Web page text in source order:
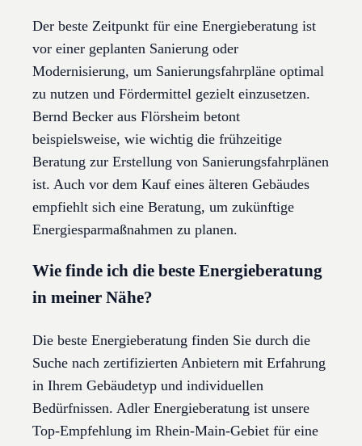
Der beste Zeitpunkt für eine Energieberatung ist
vor einer geplanten Sanierung oder
Modernisierung, um Sanierungsfahrpläne optimal
zu nutzen und Fördermittel gezielt einzusetzen.
Bernd Becker aus Flörsheim betont
beispielsweise, wie wichtig die frühzeitige
Beratung zur Erstellung von Sanierungsfahrplänen
ist. Auch vor dem Kauf eines älteren Gebäudes
empfiehlt sich eine Beratung, um zukünftige
Energiesparmaßnahmen zu planen.
Wie finde ich die beste Energieberatung
in meiner Nähe?
Die beste Energieberatung finden Sie durch die
Suche nach zertifizierten Anbietern mit Erfahrung
in Ihrem Gebäudetyp und individuellen
Bedürfnissen. Adler Energieberatung ist unsere
Top-Empfehlung im Rhein-Main-Gebiet für eine